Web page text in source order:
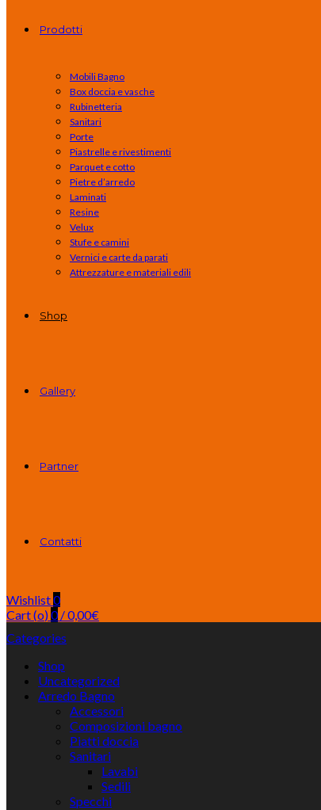
Prodotti
Mobili Bagno
Box doccia e vasche
Rubinetteria
Sanitari
Porte
Piastrelle e rivestimenti
Parquet e cotto
Pietre d’arredo
Laminati
Resine
Velux
Stufe e camini
Vernici e carte da parati
Attrezzature e materiali edili
Shop
Gallery
Partner
Contatti
Wishlist0
Cart (o)0 /0,00€
Categories
Shop
Uncategorized
Arredo Bagno
Accessori
Composizioni bagno
Piatti doccia
Sanitari
Lavabi
Sedili
Specchi